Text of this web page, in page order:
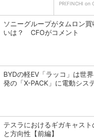
PR(FINCHI on
ソニーグループがタムロン
いは？ CFOがコメント
BYDの軽EV「ラッコ」は世
発の「X-PACK」に電動シス
テスラにおけるギガキャス
と方向性【前編】